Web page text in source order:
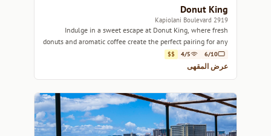
Donut King
2919 Kapiolani Boulevard
Indulge in a sweet escape at Donut King, where fresh
donuts and aromatic coffee create the perfect pairing for any
time of day.
6/10
4/5
$$
عرض المقهى